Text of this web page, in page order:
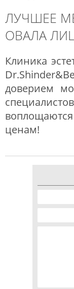
ЛУЧШЕЕ
ОВАЛА
Клиника
доверием
ценам!